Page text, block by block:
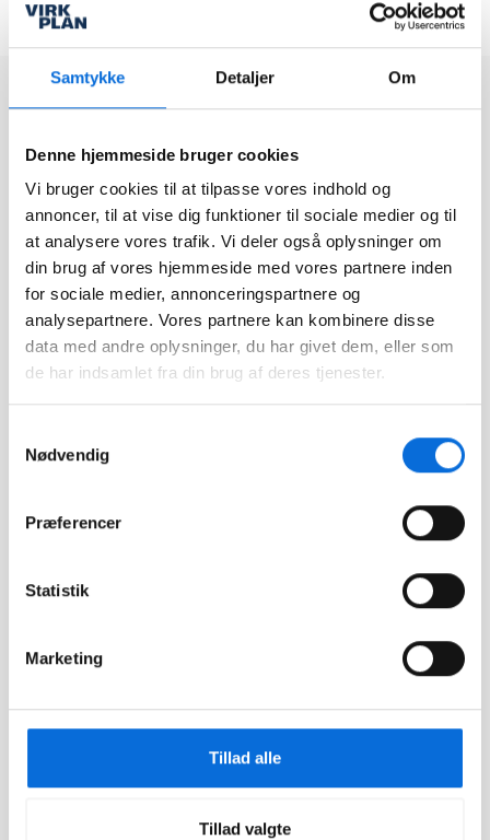
Samtykke Detaljer Om
Denne hjemmeside bruger cookies
Vi bruger cookies til at tilpasse vores indhold og
annoncer, til at vise dig funktioner til sociale medier og til
at analysere vores trafik. Vi deler også oplysninger om
din brug af vores hjemmeside med vores partnere inden
for sociale medier, annonceringspartnere og
analysepartnere. Vores partnere kan kombinere disse
data med andre oplysninger, du har givet dem, eller som
de har indsamlet fra din brug af deres tjenester.
Nødvendig
Præferencer
Statistik
Marketing
Tillad alle
Tillad valgte
Læs hvad vores andre
kunder siger
MJ Service samler planlægning og
data med Virkplan Projects og BI
MJ Service leverer blandt andet ejendomsservice og
vinduespolering til virksomheder og boligforeninger. For at
skabe bedre overblik over planlægning, data og fakturering
har virksomheden implementeret Virkplan Projects oven på
deres eksisterende Business Intelligence-løsning fra Virkplan.
Virkplans platform leverer CO2
regnskab til Unitas Rejsers kunder
rejser har kostet, og hvor stor fortjenesten har været.
Wheat får et unikt overblik over
forretningen 24/7
samlet et sted, og giver både ledelsen og sælgerne et